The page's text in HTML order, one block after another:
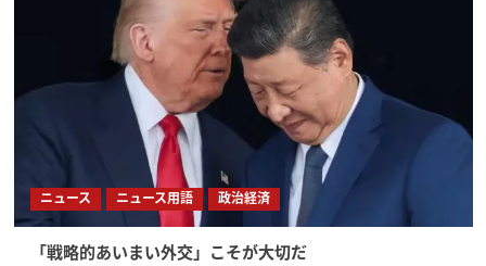
ニュース ニュース用語 政治経済
「戦略的あいまい外交」こそが大切だ